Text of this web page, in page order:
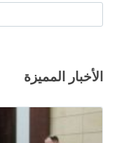
الأخبار المميزة